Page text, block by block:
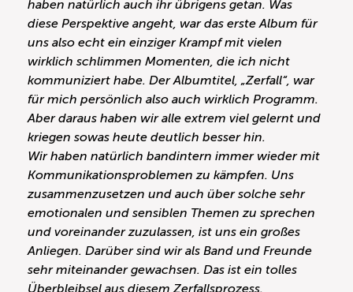
haben natürlich auch ihr übrigens getan. Was
diese Perspektive angeht, war das erste Album für
uns also echt ein einziger Krampf mit vielen
wirklich schlimmen Momenten, die ich nicht
kommuniziert habe. Der Albumtitel, „Zerfall“, war
für mich persönlich also auch wirklich Programm.
Aber daraus haben wir alle extrem viel gelernt und
kriegen sowas heute deutlich besser hin.
Wir haben natürlich bandintern immer wieder mit
Kommunikationsproblemen zu kämpfen. Uns
zusammenzusetzen und auch über solche sehr
emotionalen und sensiblen Themen zu sprechen
und voreinander zuzulassen, ist uns ein großes
Anliegen. Darüber sind wir als Band und Freunde
sehr miteinander gewachsen. Das ist ein tolles
Überbleibsel aus diesem Zerfallsprozess.